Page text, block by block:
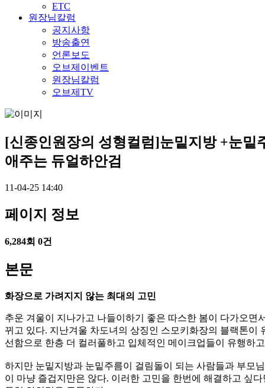
ETC
원장님칼럼
공지사항
방송출연
언론보도
오브제이벤트
원장님칼럼
오브제TV
[신종인원장의 성형컬럼]눈밑지방 +눈밑
애주는 듀얼하안검
11-04-25 14:40
페이지 정보
6,284회 0건
본문
화장으로 가려지지 않는 최대의 고민
추운 겨울이 지나가고 나들이하기 좋은 따스한 봄이 다가오면
뀌고 있다. 지난겨울 차도녀의 상징인 스모키화장의 블랙톤이
선함으로 한층 더 컬러풀하고 입체적인 메이크업들이 유행하
하지만 눈밑지방과 눈밑주름이 걸림돌이 되는 사람들과 부모
이 마냥 즐겁지만은 않다. 이러한 고민을 한번에 해결하고 싶